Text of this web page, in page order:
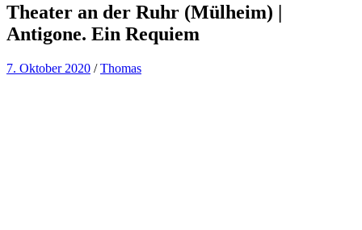
Theater an der Ruhr (Mülheim) |
Antigone. Ein Requiem
7. Oktober 2020 /Thomas